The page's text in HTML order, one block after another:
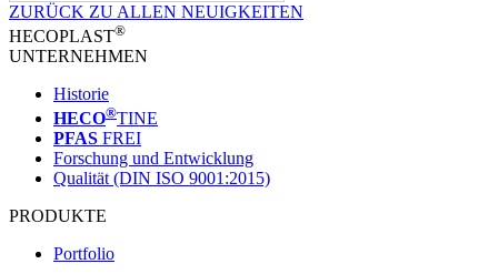
ZURÜCK ZU ALLEN NEUIGKEITEN
HECOPLAST®
UNTERNEHMEN
Historie
HECO®TINE
PFAS FREI
Forschung und Entwicklung
Qualität (DIN ISO 9001:2015)
PRODUKTE
Portfolio